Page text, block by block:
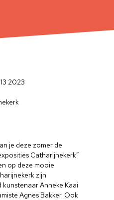
je deze zomer de
Catharijnekerk”
op deze mooie
zijn
Anneke Kaai
Agnes Bakker. Ook
2023